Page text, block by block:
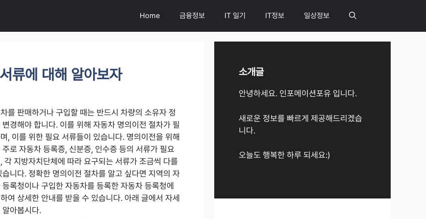
Home 금융정보 IT 일기 IT정보 일상정보
류에 대해 알아보자
를 판매하거나 구입할 때는 반드시 차량의 소유자 정
변경해야 합니다. 이를 위해 자동차 명의이전 절차가 필
, 이를 위한 필요 서류들이 있습니다. 명의이전을 위해
주로 자동차 등록증, 신분증, 인수증 등의 서류가 필요
각 지방자치단체에 따라 요구되는 서류가 조금씩 다를
습니다. 정확한 명의이전 절차를 알고 싶다면 지역의 자
등록청이나 구입한 자동차를 등록한 자동차 등록청에
여 상세한 안내를 받을 수 있습니다. 아래 글에서 자세
알아봅시다.
소개글
안녕하세요. 인포메이션포유 입니다.
새로운 정보를 빠르게 제공해드리겠습
니다.
오늘도 행복한 하루 되세요:)